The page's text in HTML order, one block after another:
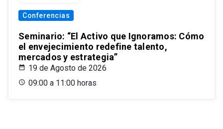
Conferencias
Seminario: “El Activo que Ignoramos: Cómo
el envejecimiento redefine talento,
mercados y estrategia”
19 de Agosto de 2026
09:00 a 11:00 horas